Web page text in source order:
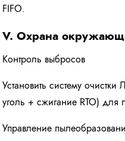
FIFO.
V. Охрана
Контроль выбросов
Установить систему
уголь + сжигание RTO) для
Управление